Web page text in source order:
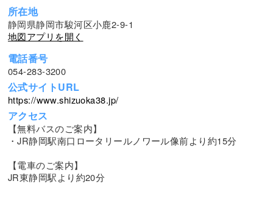
所在地
静岡県静岡市駿河区小鹿2-9-1
地図アプリを開く
電話番号
054-283-3200
公式サイトURL
https://www.shizuoka38.jp/
アクセス
【無料バスのご案内】
・JR静岡駅南口ロータリールノワール像前より約15分
【電車のご案内】
JR東静岡駅より約20分